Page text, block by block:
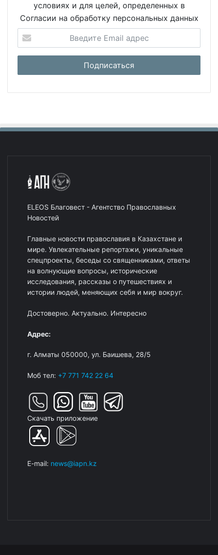
условиях и для целей, определенных в
Согласии на обработку персональных данных
ELEOS Благовест - Агентство Православных
Новостей
Главные новости православия в Казахстане и
мире. Увлекательные репортажи, уникальные
спецпроекты, беседы со священниками, ответы
на волнующие вопросы, исторические
исследования, рассказы о путешествиях и
истории людей, меняющих себя и мир вокруг.
Достоверно. Актуально. Интересно
Адрес:
г. Алматы 050000, ул. Баишева, 28/5
Моб тел: +7 771 742 22 64
Скачать приложение
E-mail: news@iapn.kz